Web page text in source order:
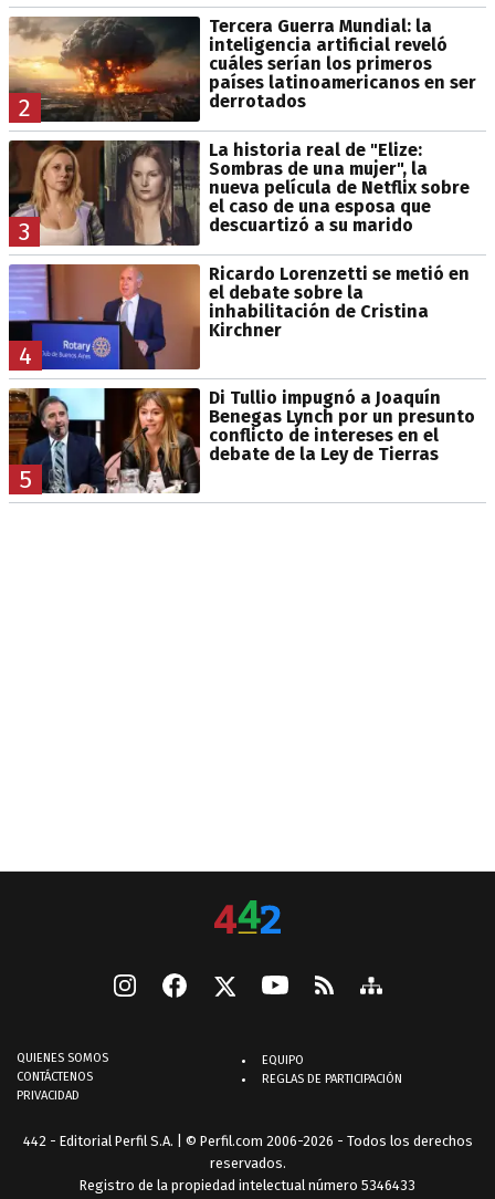
2
Tercera Guerra Mundial: la
inteligencia artificial reveló
cuáles serían los primeros
países latinoamericanos en ser
derrotados
3
La historia real de "Elize:
Sombras de una mujer", la
nueva película de Netflix sobre
el caso de una esposa que
descuartizó a su marido
4
Ricardo Lorenzetti se metió en
el debate sobre la
inhabilitación de Cristina
Kirchner
5
Di Tullio impugnó a Joaquín
Benegas Lynch por un presunto
conflicto de intereses en el
debate de la Ley de Tierras
QUIENES SOMOS
CONTÁCTENOS
PRIVACIDAD
EQUIPO
REGLAS DE PARTICIPACIÓN
442 - Editorial Perfil S.A. | © Perfil.com 2006-2026 - Todos los derechos
reservados.
Registro de la propiedad intelectual número 5346433